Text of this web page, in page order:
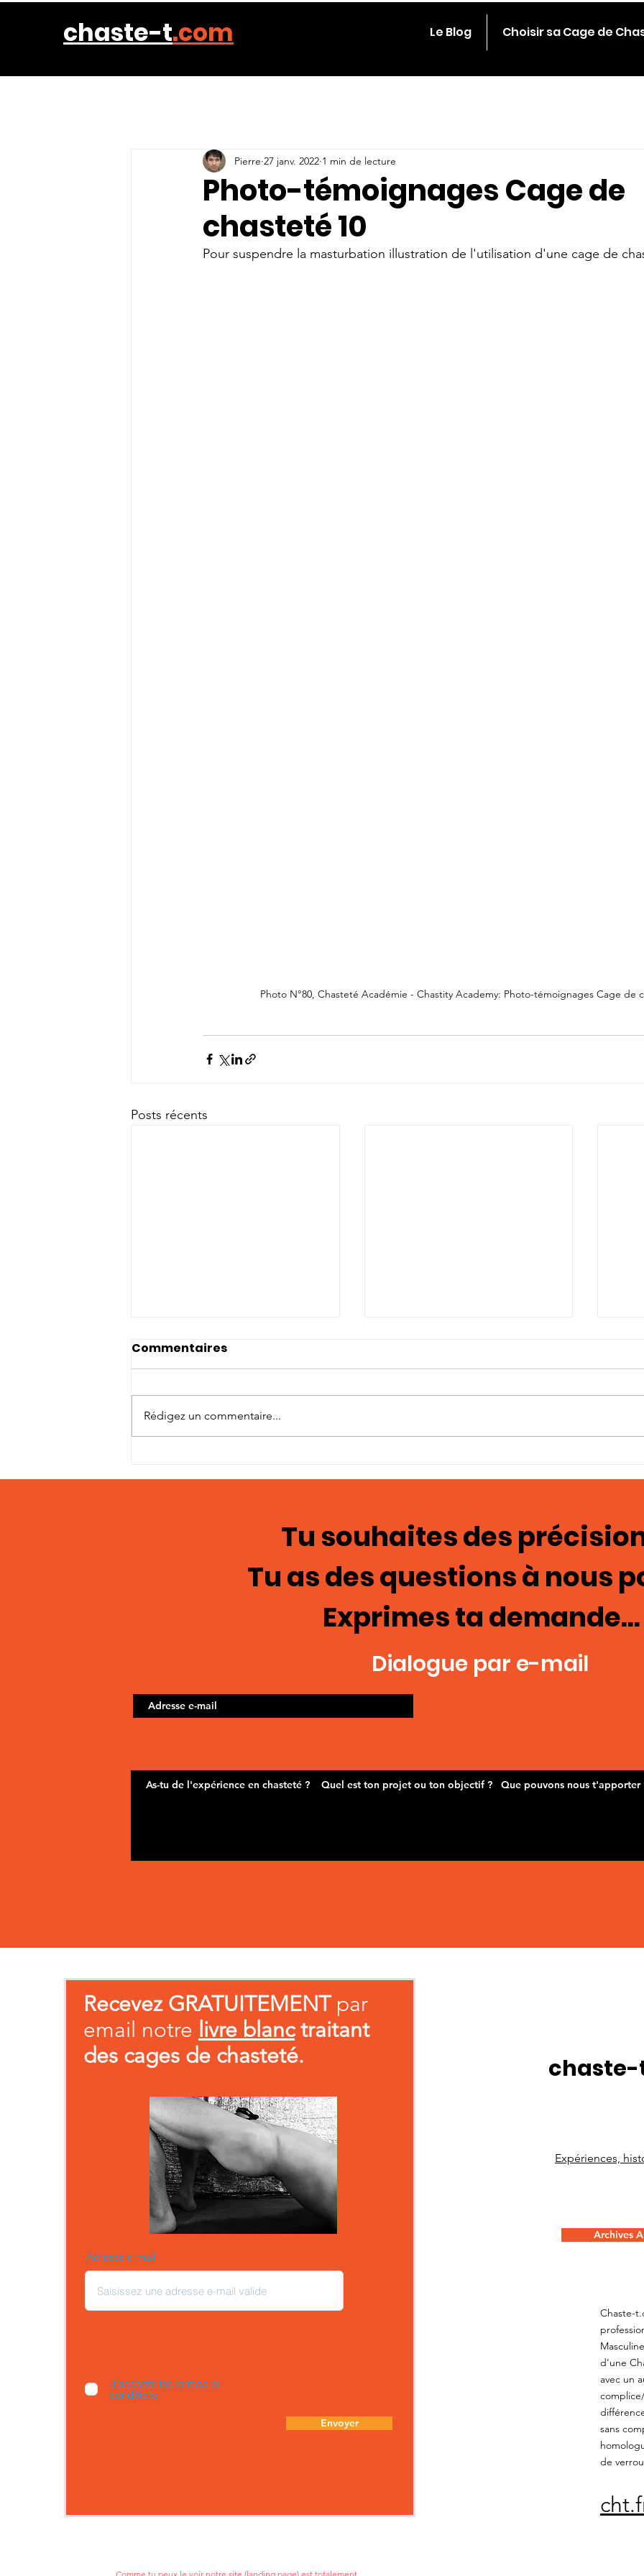
chaste-t.com Le Blog Choisir sa Cage de
Photo-témoignages Cage de
chasteté 10
Pierre 27 janv. 2022 1 min de lecture
Pour suspendre la masturbation illustration de l'utilisation d'une cage de
Photo N°80, Chasteté Académie - Chastity Academy: Photo-témoignages Cage de
Posts récents
images; chasteté
Cage de chasteté 129
Commentaires
Rédigez un commentaire...
Tu souhaites des
Tu as des questions à nous
Exprimes ta demande...
Dialogue par e-mail
Recevez GRATUITEMENTpar
email notre livre blanctraitant
des cages de chasteté.
Adresse e-mail
J’accepte les termes et
conditions
Envoyer
Expériences,
Archives
Chaste-
d'une
avec un
sans
de